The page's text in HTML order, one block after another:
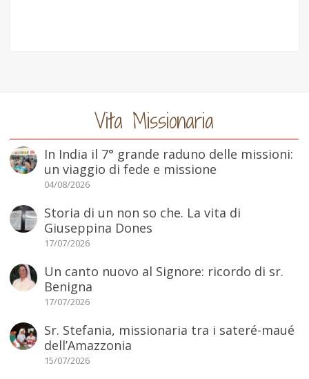
Vita Missionaria
In India il 7° grande raduno delle missioni:
un viaggio di fede e missione
04/08/2026
Storia di un non so che. La vita di
Giuseppina Dones
17/07/2026
Un canto nuovo al Signore: ricordo di sr.
Benigna
17/07/2026
Sr. Stefania, missionaria tra i sateré-maué
dell’Amazzonia
15/07/2026